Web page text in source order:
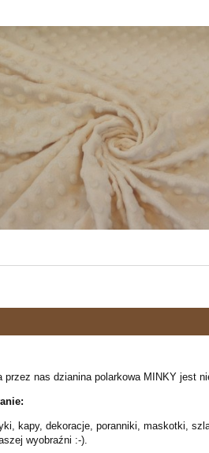
przez nas dzianina polarkowa MINKY jest
kapy, dekoracje, poranniki, maskotki,
wyobraźni :-).